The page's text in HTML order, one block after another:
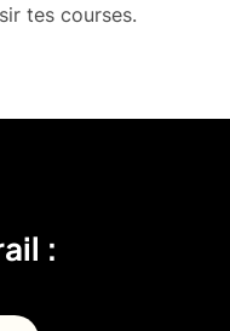
tes courses.
: